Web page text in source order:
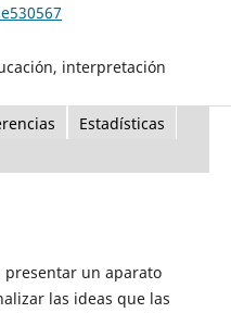
interpretación
Estadísticas
presentar un aparato
las ideas que las